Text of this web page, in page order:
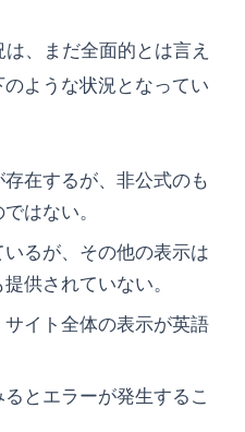
、まだ全面的とは言え
ような状況となってい
在するが、非公式のも
はない。
るが、その他の表示は
供されていない。
イト全体の表示が英語
とエラーが発生するこ